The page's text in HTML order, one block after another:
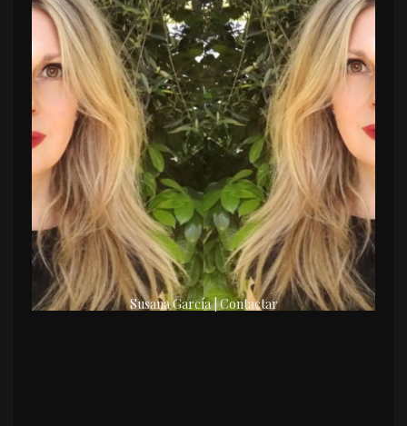
Susana García | Contactar